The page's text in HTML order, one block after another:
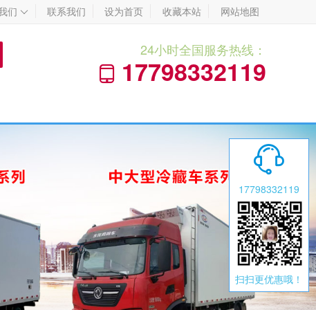
们  联系我们 设为首页 收藏本站 网站地图
24小时全国服务热线：
 17798332119

17798332119
扫扫更优惠哦！